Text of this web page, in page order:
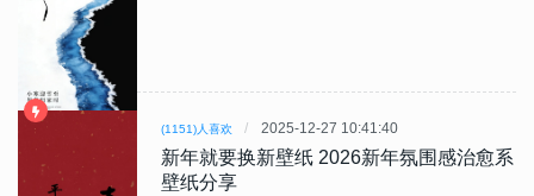
(1151)人喜欢 2025-12-27 10:41:40
新年就要换新壁纸 2026新年氛围感治愈系
壁纸分享